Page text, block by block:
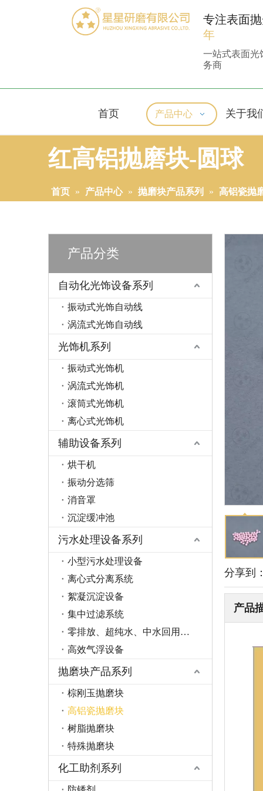
专注表面
年
一站式表面光
务商
首页 产品中心 关于我
红高铝抛磨块-圆球
首页 » 产品中心 » 抛磨块产品系列 » 高铝瓷抛
产品分类
自动化光饰设备系列
振动式光饰自动线
涡流式光饰自动线
光饰机系列
振动式光饰机
涡流式光饰机
滚筒式光饰机
离心式光饰机
辅助设备系列
烘干机
振动分选筛
消音罩
沉淀缓冲池
污水处理设备系列
小型污水处理设备
离心式分离系统
絮凝沉淀设备
集中过滤系统
零排放、超纯水、中水回用系统
高效气浮设备
抛磨块产品系列
棕刚玉抛磨块
高铝瓷抛磨块
树脂抛磨块
特殊抛磨块
化工助剂系列
分享到
产品